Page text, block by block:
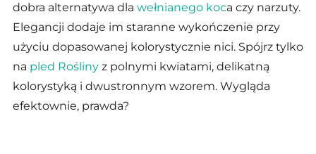
dobra alternatywa dla wełnianego koca czy narzuty.
Elegancji dodaje im staranne wykończenie przy
użyciu dopasowanej kolorystycznie nici. Spójrz tylko
na pled Rośliny z polnymi kwiatami, delikatną
kolorystyką i dwustronnym wzorem. Wygląda
efektownie, prawda?